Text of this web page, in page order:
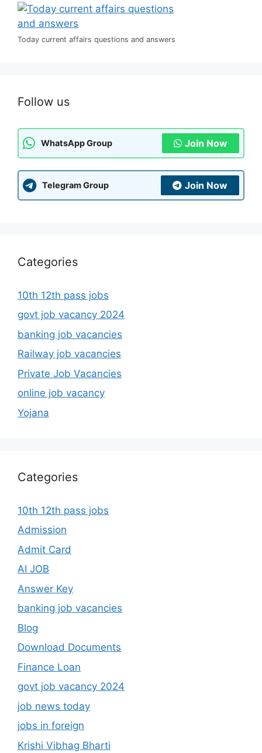
Today current affairs questions and answers
Follow us
WhatsApp Group Join Now
Telegram Group Join Now
Categories
10th 12th pass jobs
govt job vacancy 2024
banking job vacancies
Railway job vacancies
Private Job Vacancies
online job vacancy
Yojana
Categories
10th 12th pass jobs
Admission
Admit Card
AI JOB
Answer Key
banking job vacancies
Blog
Download Documents
Finance Loan
govt job vacancy 2024
job news today
jobs in foreign
Krishi Vibhag Bharti